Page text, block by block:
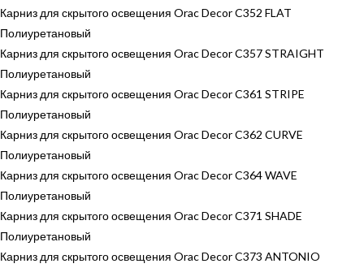
Карниз для скрытого освещения Orac Decor C352 FLAT
Полиуретановый
Карниз для скрытого освещения Orac Decor C357 STRAIGHT
Полиуретановый
Карниз для скрытого освещения Orac Decor C361 STRIPE
Полиуретановый
Карниз для скрытого освещения Orac Decor C362 CURVE
Полиуретановый
Карниз для скрытого освещения Orac Decor C364 WAVE
Полиуретановый
Карниз для скрытого освещения Orac Decor C371 SHADE
Полиуретановый
Карниз для скрытого освещения Orac Decor C373 ANTONIO